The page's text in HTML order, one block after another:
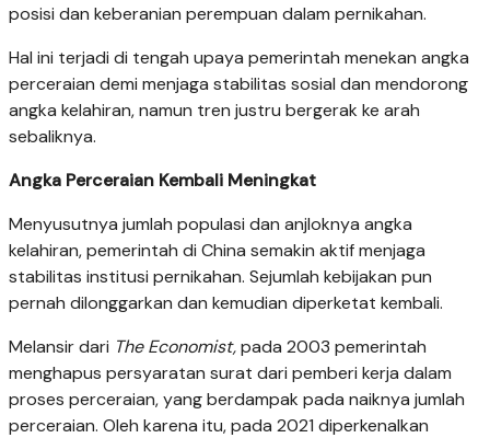
posisi dan keberanian perempuan dalam pernikahan.
Hal ini terjadi di tengah upaya pemerintah menekan angka
perceraian demi menjaga stabilitas sosial dan mendorong
angka kelahiran, namun tren justru bergerak ke arah
sebaliknya.
Angka Perceraian Kembali Meningkat
Menyusutnya jumlah populasi dan anjloknya angka
kelahiran, pemerintah di China semakin aktif menjaga
stabilitas institusi pernikahan. Sejumlah kebijakan pun
pernah dilonggarkan dan kemudian diperketat kembali.
Melansir dari The Economist,pada 2003 pemerintah
menghapus persyaratan surat dari pemberi kerja dalam
proses perceraian, yang berdampak pada naiknya jumlah
perceraian. Oleh karena itu, pada 2021 diperkenalkan